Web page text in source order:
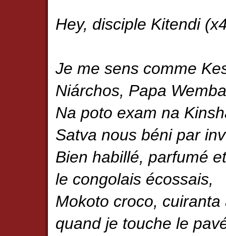
Hey, disciple Kitendi
Je me sens comme
Niárchos, Papa
Na poto exam na
Satva nous béni par
Bien habillé, parfumé
le congolais écossais,
Mokoto croco,
quand je touche le